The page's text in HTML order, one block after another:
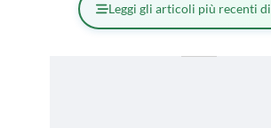
Leggi gli articoli più recenti di